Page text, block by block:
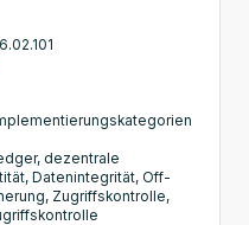
dezentrale
Datenintegrität, Off-
Zugriffskontrolle,